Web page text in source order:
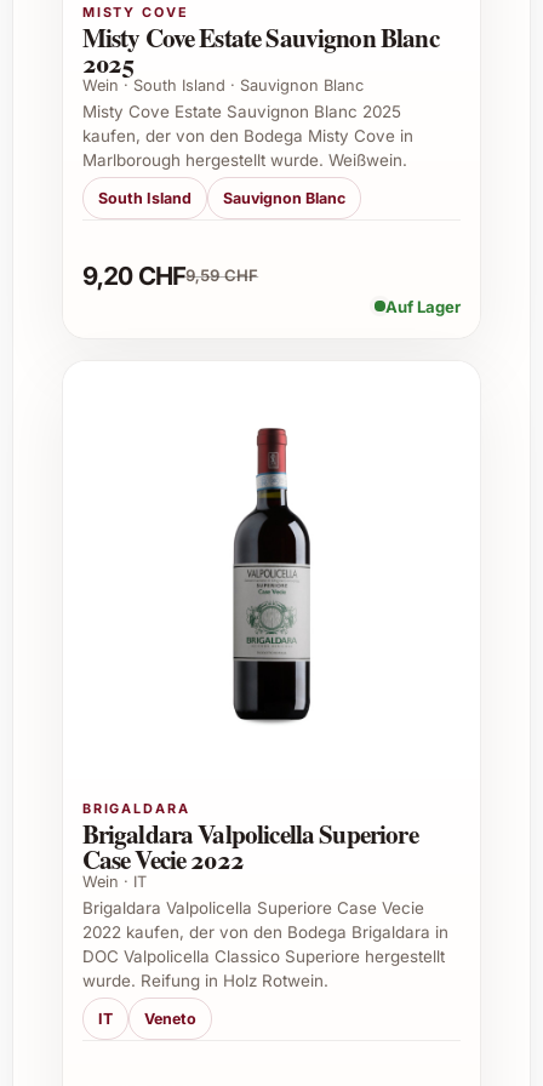
Geburtstagsfeiern
Hochzeiten und Jubiläen
Weihnachts- und Neujahrsfeste
Gartenpartys und Sommerfeste
Einladungen zu Dinnerabenden
Tipps zu Einsatzmöglichkeiten
Abende mit Freunden oder der Familie.
Als Geschenk oder
Angebot für anspruchsvolle Gäste.
Dank der Magnum-Flasche
eignet sich der Barbazul hervorragend
für langsame Reife und Lagerung.
Firmenevents:
Edles Präsent oder
Begleiter bei besonderen Anlässen im
FAQ zum Barbazul Magnum 2023
Für wen eignet sich der Barbazul Magnum
Der Barbazul Magnum 2023 ist ideal für
Weinliebhaber, die Freude an vollmundigen
Tropfen mit fruchtigem Charakter haben.
Auch Sammler schätzen die Magnum-
Flasche, da sie eine längere Lagerung und
Reife ermöglicht.
Wie lange kann der Barbazul Magnum 2023
gelagert werden?
MISTY COVE
Misty Cove Estate Sauvignon Blanc
2025
Wein · South Island · Sauvignon Blanc
Misty Cove Estate Sauvignon Blanc 2025
kaufen, der von den Bodega Misty Cove in
Marlborough hergestellt wurde. Weißwein.
South Island Sauvignon Blanc
9,20 CHF9,59 CHF
Auf Lager
BRIGALDARA
Brigaldara Valpolicella Superiore
Case Vecie 2022
Wein · IT
Brigaldara Valpolicella Superiore Case Vecie
2022 kaufen, der von den Bodega Brigaldara in
DOC Valpolicella Classico Superiore hergestellt
wurde. Reifung in Holz Rotwein.
IT Veneto